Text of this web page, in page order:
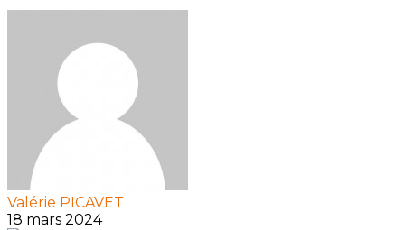
Valérie PICAVET
18 mars 2024